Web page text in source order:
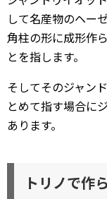
して名産物のヘー
角柱の形に成形作
とを指します。
そしてそのジャン
とめて指す場合に
あります。
トリノで作